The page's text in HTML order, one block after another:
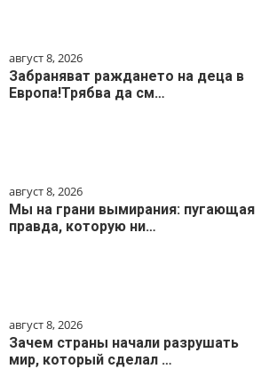
август 8, 2026
Забраняват раждането на деца в
Европа!Трябва да см…
август 8, 2026
Мы на грани вымирания: пугающая
правда, которую ни…
август 8, 2026
Зачем страны начали разрушать
мир, который сделал …